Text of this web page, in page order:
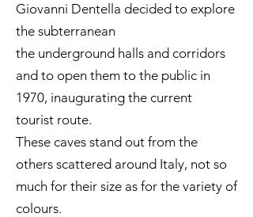
Giovanni Dentella decided to explore
the subterranean
the underground halls and corridors
and to open them to the public in
1970, inaugurating the current
tourist route.
These caves stand out from the
others scattered around Italy, not so
much for their size as for the variety of
colours.